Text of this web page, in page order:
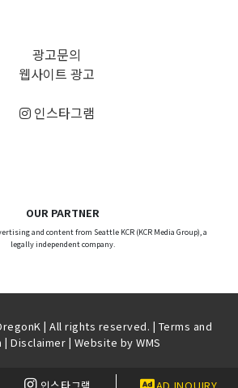
광고문의
웹사이트 광고
인스타그램
OUR PARTNER
and content from Seattle KCR (KCR Media Group), a
legally independent company.
| All rights reserved. | Terms and
|Disclaimer | Website byWMS